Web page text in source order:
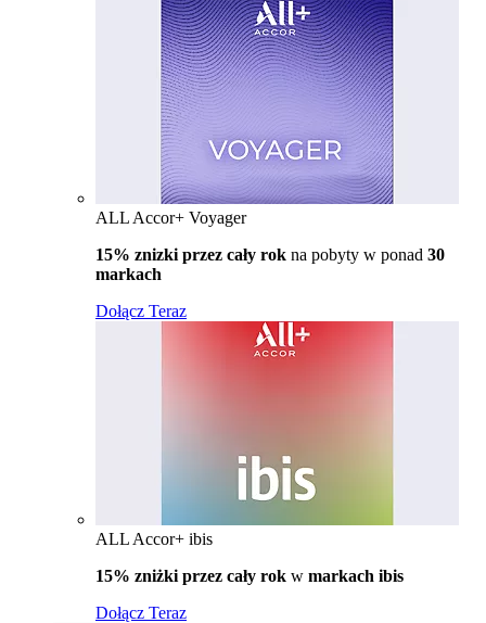
ALL Accor+ Voyager
15% znizki przez cały rok na pobyty w ponad 30
markach
Dołącz Teraz
ALL Accor+ ibis
15% zniżki przez cały rok w markach ibis
Dołącz Teraz